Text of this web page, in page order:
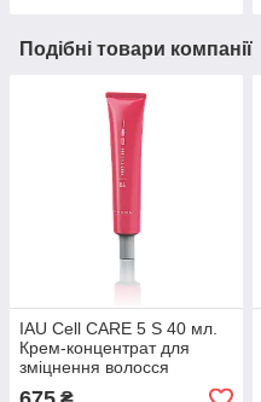
Подібні товари компанії
IAU Cell CARE 5 S 40 мл.
Крем-концентрат для
зміцнення волосся